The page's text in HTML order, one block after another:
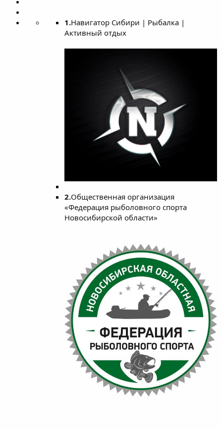
1.Навигатор Сибири | Рыбалка |
Активный отдых
2.Общественная организация
«Федерация рыболовного спорта
Новосибирской области»